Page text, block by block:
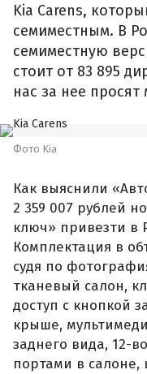
Kia Carens,
семиместным. В
семиместную
стоит от 83 895
нас за нее
Фото Kia
Как выяснили
2 359 007 рублей
ключ» привезти в
Комплектация в
судя по
тканевый салон,
доступ с кнопкой
крыше,
заднего вида, 12-
портами в